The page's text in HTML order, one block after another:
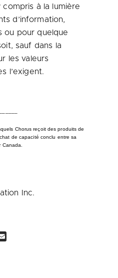
à la lumière
d’information,
ou pour quelque
sauf dans la
les valeurs
l’exigent.
Chorus reçoit des produits de
de capacité conclu entre sa
Canada.
Inc.